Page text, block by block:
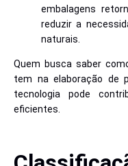
embalagens
reduzir a
naturais.
Quem busca saber
tem na elaboração de
tecnologia pode
eficientes.